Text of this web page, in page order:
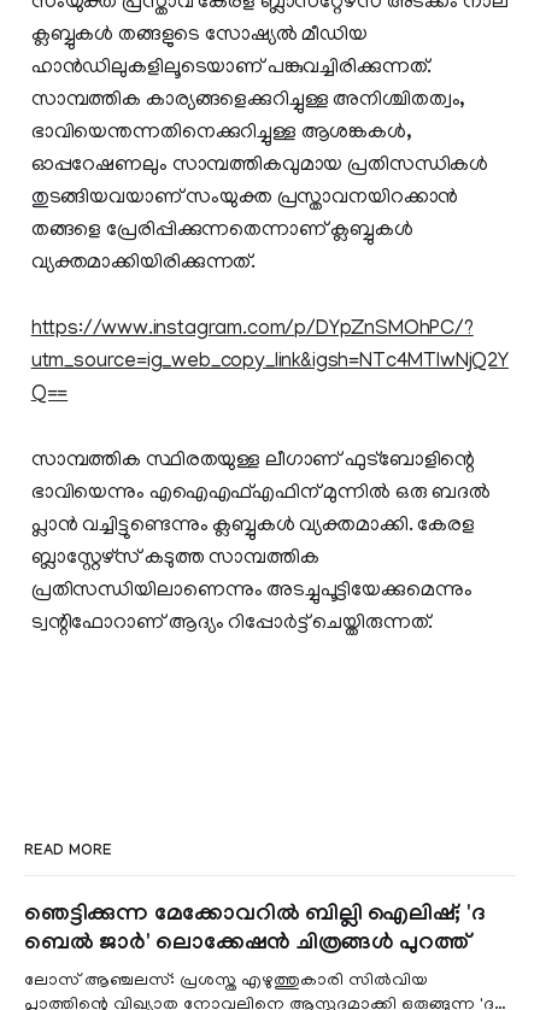
ക്ലബ്ബുകള്‍ തങ്ങളുടെ സോഷ്യല്‍ മീഡിയ
ഹാന്‍ഡിലുകളിലൂടെയാണ് പങ്കുവച്ചിരിക്കുന്നത്.
സാമ്പത്തിക കാര്യങ്ങളെക്കുറിച്ചുള്ള അനിശ്ചിതത്വം,
ഭാവിയെന്തന്നതിനെക്കുറിച്ചുള്ള ആശങ്കകള്‍,
ഓപ്പറേഷണലും സാമ്പത്തികവുമായ പ്രതിസന്ധികള്‍
തുടങ്ങിയവയാണ് സംയുക്ത പ്രസ്താവനയിറക്കാന്‍
തങ്ങളെ പ്രേരിപ്പിക്കുന്നതെന്നാണ് ക്ലബ്ബുകള്‍
വ്യക്തമാക്കിയിരിക്കുന്നത്.
https://www.instagram.com/p/DYpZnSMOhPC/?
utm_source=ig_web_copy_link&igsh=NTc4MTIwNjQ2Y
Q==
സാമ്പത്തിക സ്ഥിരതയുള്ള ലീഗാണ് ഫുട്‌ബോളിന്റെ
ഭാവിയെന്നും എഐഎഫ്എഫിന് മുന്നില്‍ ഒരു ബദല്‍
പ്ലാന്‍ വച്ചിട്ടുണ്ടെന്നും ക്ലബ്ബുകള്‍ വ്യക്തമാക്കി. കേരള
ബ്ലാസ്റ്റേഴ്‌സ് കടുത്ത സാമ്പത്തിക
പ്രതിസന്ധിയിലാണെന്നും അടച്ചുപൂട്ടിയേക്കുമെന്നും
ട്വന്റിഫോറാണ് ആദ്യം റിപ്പോര്‍ട്ട് ചെയ്തിരുന്നത്.
READ MORE
ഞെട്ടിക്കുന്ന മേക്കോവറിൽ ബില്ലി ഐലിഷ്; 'ദ
ബെൽ ജാർ' ലൊക്കേഷൻ ചിത്രങ്ങൾ പുറത്ത്
ലോസ് ആഞ്ചലസ്: പ്രശസ്ത എഴുത്തുകാരി സിൽവിയ
പ്ലാത്തിന്റെ വിഖ്യാത നോവലിനെ ആസ്പദമാക്കി ഒരുങ്ങുന്ന 'ദ